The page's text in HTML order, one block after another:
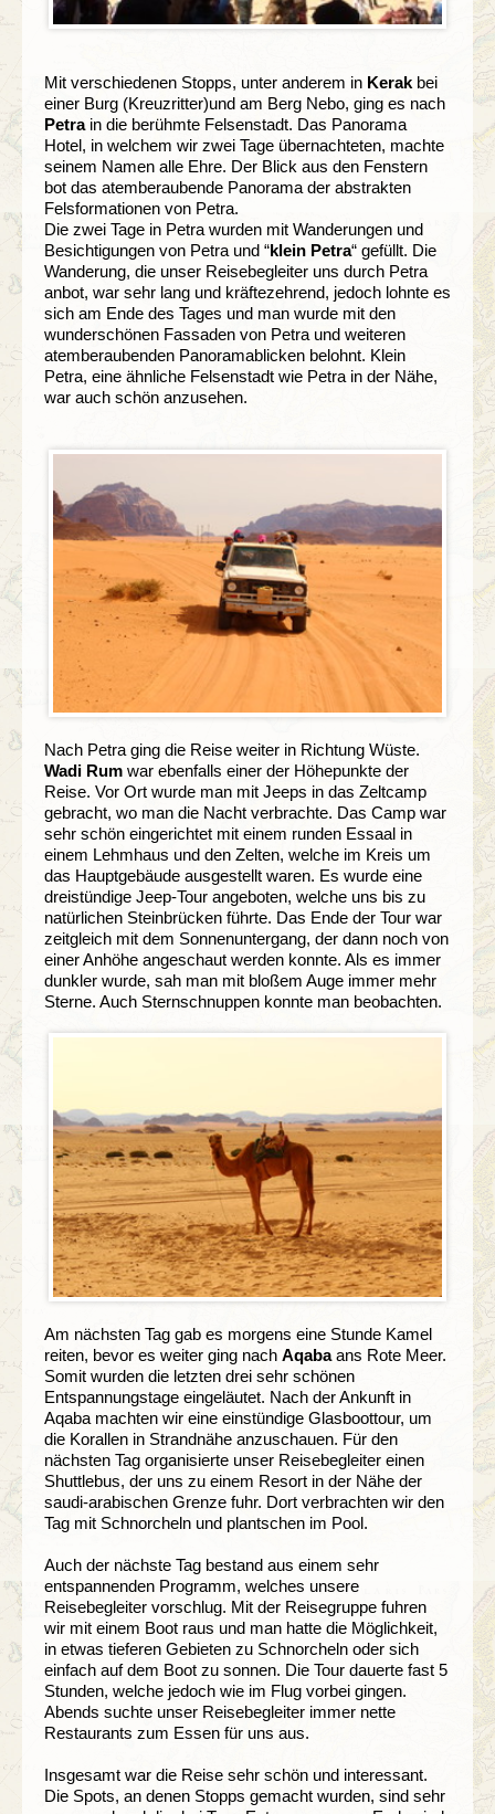
Mit verschiedenen Stopps, unter anderem in Kerak bei
einer Burg (Kreuzritter)und am Berg Nebo, ging es nach
Petrain die berühmte Felsenstadt. Das Panorama
Hotel, in welchem wir zwei Tage übernachteten, machte
seinem Namen alle Ehre. Der Blick aus den Fenstern
bot das atemberaubende Panorama der abstrakten
Felsformationen von Petra.
Die zwei Tage in Petra wurden mit Wanderungen und
Besichtigungen von Petra und “klein Petra“ gefüllt. Die
Wanderung, die unser Reisebegleiter uns durch Petra
anbot, war sehr lang und kräftezehrend, jedoch lohnte es
sich am Ende des Tages und man wurde mit den
wunderschönen Fassaden von Petra und weiteren
atemberaubenden Panoramablicken belohnt. Klein
Petra, eine ähnliche Felsenstadt wie Petra in der Nähe,
war auch schön anzusehen.
Nach Petra ging die Reise weiter in Richtung Wüste.
Wadi Rum war ebenfalls einer der Höhepunkte der
Reise. Vor Ort wurde man mit Jeeps in das Zeltcamp
gebracht, wo man die Nacht verbrachte. Das Camp war
sehr schön eingerichtet mit einem runden Essaal in
einem Lehmhaus und den Zelten, welche im Kreis um
das Hauptgebäude ausgestellt waren. Es wurde eine
dreistündige Jeep-Tour angeboten, welche uns bis zu
natürlichen Steinbrücken führte. Das Ende der Tour war
zeitgleich mit dem Sonnenuntergang, der dann noch von
einer Anhöhe angeschaut werden konnte. Als es immer
dunkler wurde, sah man mit bloßem Auge immer mehr
Sterne. Auch Sternschnuppen konnte man beobachten.
Am nächsten Tag gab es morgens eine Stunde Kamel
reiten, bevor es weiter ging nach Aqabaans Rote Meer.
Somit wurden die letzten drei sehr schönen
Entspannungstage eingeläutet. Nach der Ankunft in
Aqaba machten wir eine einstündige Glasboottour, um
die Korallen in Strandnähe anzuschauen. Für den
nächsten Tag organisierte unser Reisebegleiter einen
Shuttlebus, der uns zu einem Resort in der Nähe der
saudi-arabischen Grenze fuhr. Dort verbrachten wir den
Tag mit Schnorcheln und plantschen im Pool.
Auch der nächste Tag bestand aus einem sehr
entspannenden Programm, welches unsere
Reisebegleiter vorschlug. Mit der Reisegruppe fuhren
wir mit einem Boot raus und man hatte die Möglichkeit,
in etwas tieferen Gebieten zu Schnorcheln oder sich
einfach auf dem Boot zu sonnen. Die Tour dauerte fast 5
Stunden, welche jedoch wie im Flug vorbei gingen.
Abends suchte unser Reisebegleiter immer nette
Restaurants zum Essen für uns aus.
Insgesamt war die Reise sehr schön und interessant.
Die Spots, an denen Stopps gemacht wurden, sind sehr